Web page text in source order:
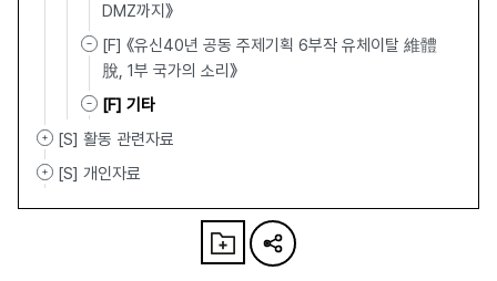
DMZ까지》
[F] 《유신40년 공동 주제기획 6부작 유체이탈 維體離
脫, 1부 국가의 소리》
[F] 기타
[S] 활동 관련자료
[S] 개인자료